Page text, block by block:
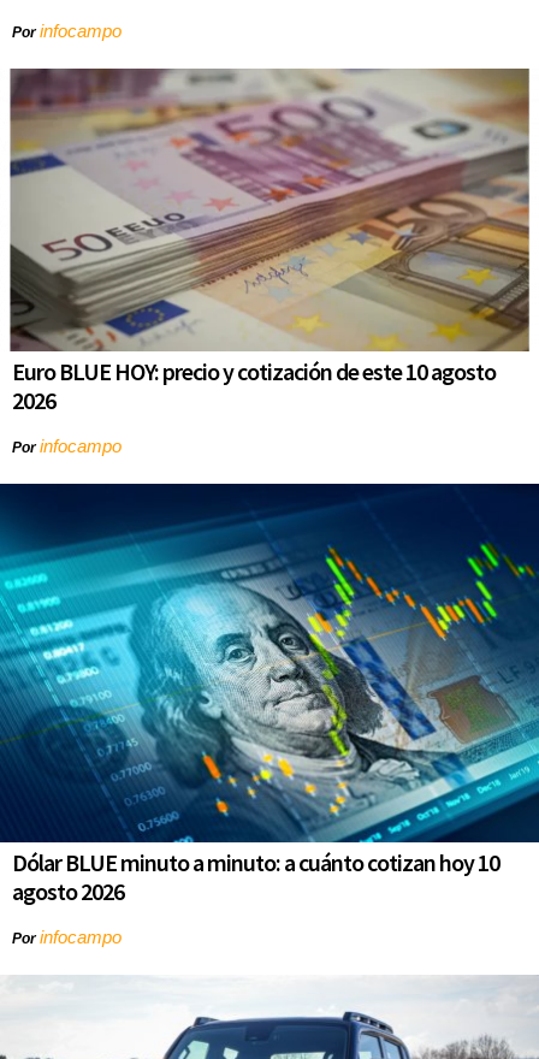
Porinfocampo
Euro BLUE HOY: precio y cotización de este 10 agosto
2026
Porinfocampo
Dólar BLUE minuto a minuto: a cuánto cotizan hoy 10
agosto 2026
Porinfocampo